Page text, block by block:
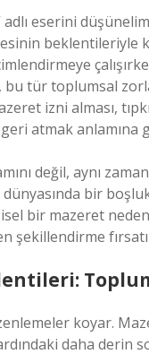
eserini
beklentileriyle
bu tür toplumsal
izni alması,
atmak anlamına
değil, aynı
bir
bir mazeret
şekillendirme
koyar.
daha derin